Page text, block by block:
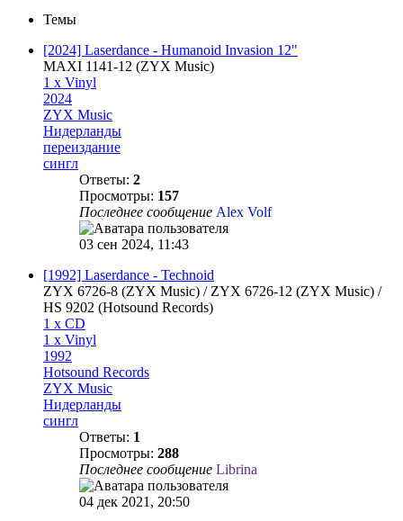
Темы
[2024] Laserdance - Humanoid Invasion 12"
MAXI 1141-12 (ZYX Music)
1 x Vinyl
2024
ZYX Music
Нидерланды
переиздание
сингл
Ответы: 2
Просмотры: 157
Последнее сообщение Alex Volf
03 сен 2024, 11:43
[1992] Laserdance - Technoid
ZYX 6726-8 (ZYX Music) / ZYX 6726-12 (ZYX Music) /
HS 9202 (Hotsound Records)
1 x CD
1 x Vinyl
1992
Hotsound Records
ZYX Music
Нидерланды
сингл
Ответы: 1
Просмотры: 288
Последнее сообщение Librina
04 дек 2021, 20:50